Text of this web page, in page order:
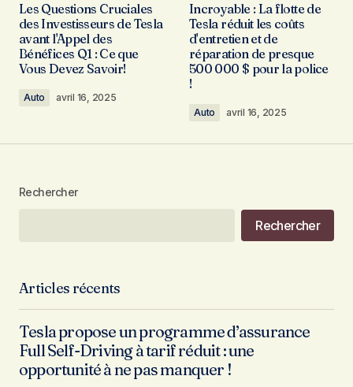
Les Questions Cruciales
des Investisseurs de Tesla
avant l'Appel des
Bénéfices Q1 : Ce que
Vous Devez Savoir!
Auto avril 16, 2025
Incroyable : La flotte de
Tesla réduit les coûts
d'entretien et de
réparation de presque
500 000 $ pour la police
!
Auto avril 16, 2025
Rechercher
Rechercher
Articles récents
Tesla propose un programme d’assurance
Full Self-Driving à tarif réduit : une
opportunité à ne pas manquer !